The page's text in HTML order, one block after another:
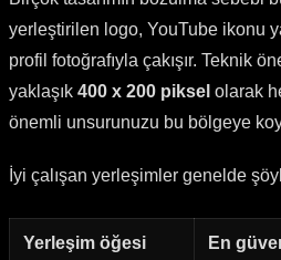
yerleştirilen logo, YouTube ikonu
profil fotoğrafıyla çakışır. Teknik
yaklaşık 400 x 200 piksel olarak
önemli unsurunuzu bu bölgeye
İyi çalışan yerleşimler genelde
Yerleşim öğesi En